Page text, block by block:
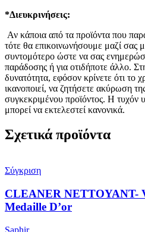
*Διευκρινήσεις:
Αν κάποια από τα προϊόντα που
τότε θα επικοινωνήσουμε μαζί
συντομότερο ώστε να σας
παράδοσης ή για οτιδήποτε άλλο.
δυνατότητα, εφόσον κρίνετε ότι το
ικανοποιεί, να ζητήσετε ακύρωση
συγκεκριμένου προϊόντος. Η τυχόν
μπορεί να εκτελεστεί κανονικά.
Σχετικά προϊόντα
Σύγκριση
CLEANER NETTOYANT-
Medaille D’or
Saphir